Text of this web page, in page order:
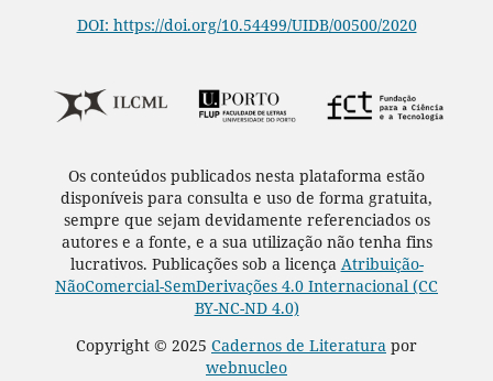
DOI: https://doi.org/10.54499/UIDB/00500/2020
Os conteúdos publicados nesta plataforma estão
disponíveis para consulta e uso de forma gratuita,
sempre que sejam devidamente referenciados os
autores e a fonte, e a sua utilização não tenha fins
lucrativos. Publicações sob a licença Atribuição-
NãoComercial-SemDerivações 4.0 Internacional (CC
BY-NC-ND 4.0)
Copyright © 2025 Cadernos de Literatura por
webnucleo